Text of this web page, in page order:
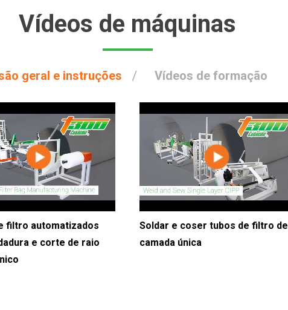
Vídeos de máquinas
geral e instruções Vídeos de formação
filtro automatizados
e corte de raio
Soldar e coser tubos de filtro de
camada única